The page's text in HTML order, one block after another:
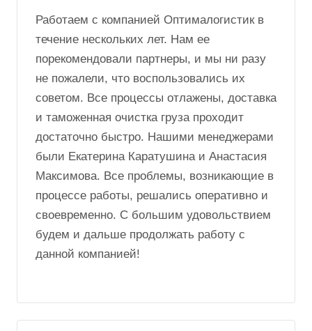
Назарова
Работаем с компанией Оптималогистик в
течение нескольких лет. Нам ее
порекомендовали партнеры, и мы ни разу
не пожалели, что воспользовались их
советом. Все процессы отлажены, доставка
и таможенная очистка груза проходит
достаточно быстро. Нашими менеджерами
были Екатерина Каратушина и Анастасия
своевременно. С большим удовольствием